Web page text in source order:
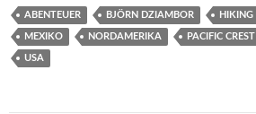
ABENTEUER BJÖRN DZIAMBOR HIKING
MEXIKO NORDAMERIKA PACIFIC
USA